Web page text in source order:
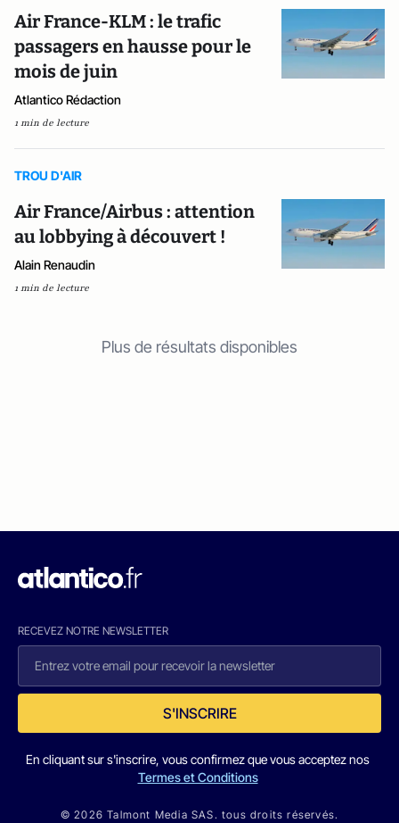
Air France-KLM : le trafic
passagers en hausse pour le
mois de juin
Atlantico Rédaction
1 min de lecture
TROU D'AIR
Air France/Airbus : attention
au lobbying à découvert !
Alain Renaudin
1 min de lecture
Plus de résultats disponibles
RECEVEZ NOTRE NEWSLETTER
S'INSCRIRE
En cliquant sur s'inscrire, vous confirmez que vous acceptez nos
Termes et Conditions
© 2026 Talmont Media SAS. tous droits réservés.